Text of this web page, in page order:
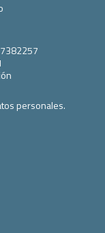
personales.